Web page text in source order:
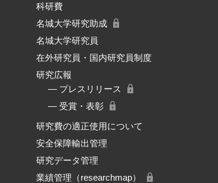
科研費
名城大学研究助成
名城大学研究員
在外研究員・国内研究員制度
研究広報
― プレスリリース
― 受賞・表彰
研究費の適正使用について
安全保障輸出管理
研究データ管理
業績管理（researchmap）